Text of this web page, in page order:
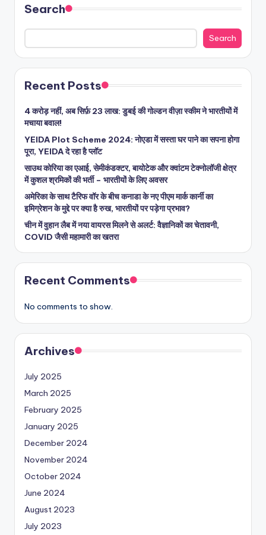
Search
Search
Recent Posts
4 करोड़ नहीं, अब सिर्फ़ 23 लाख: डुबई की गोल्डन वीज़ा स्कीम ने भारतीयों में
मचाया बवाल!
YEIDA Plot Scheme 2024: नोएडा में सस्ता घर पाने का सपना होगा
पूरा, YEIDA दे रहा है प्लॉट
साउथ कोरिया का एआई, सेमीकंडक्टर, बायोटेक और क्वांटम टेक्नोलॉजी क्षेत्र
में कुशल श्रमिकों की भर्ती – भारतीयों के लिए अवसर
अमेरिका के साथ टैरिफ वॉर के बीच कनाडा के नए पीएम मार्क कार्नी का
इमिग्रेशन के मुद्दे पर क्या है रुख, भारतीयों पर पड़ेगा प्रभाव?
चीन में वुहान लैब में नया वायरस मिलने से अलर्ट: वैज्ञानिकों का चेतावनी,
COVID जैसी महामारी का खतरा
Recent Comments
No comments to show.
Archives
July 2025
March 2025
February 2025
January 2025
December 2024
November 2024
October 2024
June 2024
August 2023
July 2023